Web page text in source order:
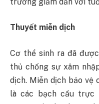
Thuyết miễn dịch
Cơ thể sinh ra đã
thủ chống sự xâm
dịch. Miễn dịch bảo vệ
là các bạch cầu trực